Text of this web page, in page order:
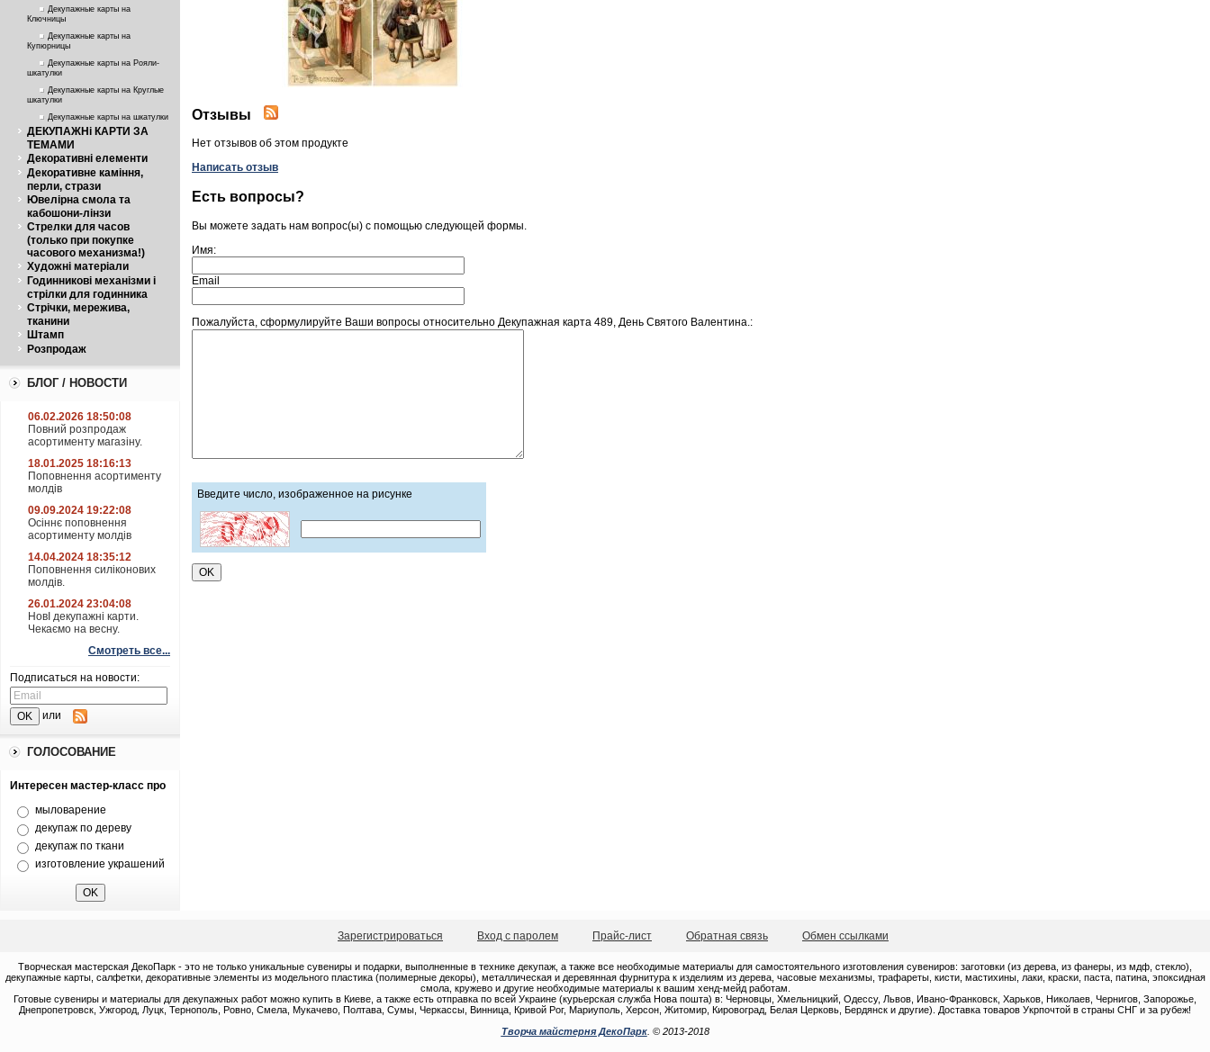
Декупажные карты на
Ключницы
Декупажные карты на
Купюрницы
Декупажные карты на Рояли-
шкатулки
Декупажные карты на Круглые
шкатулки
Декупажные карты на шкатулки
ДЕКУПАЖНі КАРТИ ЗА
ТЕМАМИ
Декоративні елементи
Декоративне каміння,
перли, стрази
Ювелірна смола та
кабошони-лінзи
Стрелки для часов
(только при покупке
часового механизма!)
Художні матеріали
Годинникові механізми і
стрілки для годинника
Стрічки, мережива,
тканини
Штамп
Розпродаж
БЛОГ / НОВОСТИ
06.02.2026 18:50:08
Повний розпродаж
асортименту магазіну.
18.01.2025 18:16:13
Поповнення асортименту
молдів
09.09.2024 19:22:08
Осіннє поповнення
асортименту молдів
14.04.2024 18:35:12
Поповнення силіконових
молдів.
26.01.2024 23:04:08
НовІ декупажні карти.
Чекаємо на весну.
Смотреть все...
Подписаться на новости:
или
ГОЛОСОВАНИЕ
Интересен мастер-класс про
мыловарение
декупаж по дереву
декупаж по ткани
изготовление украшений
Отзывы
Нет отзывов об этом продукте
Написать отзыв
Есть вопросы?
Вы можете задать нам вопрос(ы) с помощью следующей формы.
Имя:
Email
Пожалуйста, сформулируйте Ваши вопросы относительно Декупажная карта 489, День Святого Валентина.:
Введите число, изображенное на рисунке
Зарегистрироваться Вход с паролем Прайс-лист Обратная связь Обмен ссылками
Творческая мастерская ДекоПарк - это не только уникальные сувениры и подарки, выполненные в технике декупаж, а также все необходимые материалы для самостоятельного изготовления сувениров: заготовки (из дерева, из фанеры, из мдф, стекло),
декупажные карты, салфетки, декоративные элементы из модельного пластика (полимерные декоры), металлическая и деревянная фурнитура к изделиям из дерева, часовые механизмы, трафареты, кисти, мастихины, лаки, краски, паста, патина, эпоксидная
смола, кружево и другие необходимые материалы к вашим хенд-мейд работам.
Готовые сувениры и материалы для декупажных работ можно купить в Киеве, а также есть отправка по всей Украине (курьерская служба Нова пошта) в: Черновцы, Хмельницкий, Одессу, Львов, Ивано-Франковск, Харьков, Николаев, Чернигов, Запорожье,
Днепропетровск, Ужгород, Луцк, Тернополь, Ровно, Смела, Мукачево, Полтава, Сумы, Черкассы, Винница, Кривой Рог, Мариуполь, Херсон, Житомир, Кировоград, Белая Церковь, Бердянск и другие). Доставка товаров Укрпочтой в страны СНГ и за рубеж!
Творча майстерня ДекоПарк. © 2013-2018